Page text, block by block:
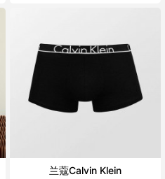
兰蔻Calvin Klein